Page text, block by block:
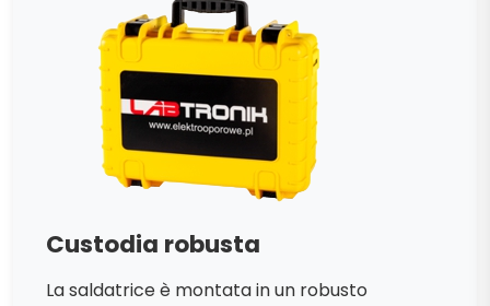
Custodia robusta
La saldatrice è montata in un robusto